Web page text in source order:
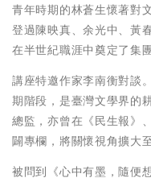
青年時期的林蒼生懷著對
登過陳映真、余光中、黃
在半世紀職涯中奠定了集
講座特邀作家李南衡對談
期階段，是臺灣文學界的
總監，亦曾在《民生報》
闢專欄，將關懷視角擴大
被問到《心中有墨，隨便